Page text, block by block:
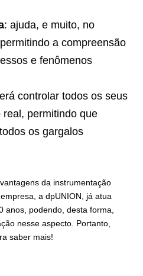
: ajuda, e muito, no
a compreensão
e fenômenos
controlar todos os seus
permitindo que
os gargalos
da instrumentação
a dpUNION, já atua
anos, podendo, desta forma,
nesse aspecto. Portanto,
saber mais!